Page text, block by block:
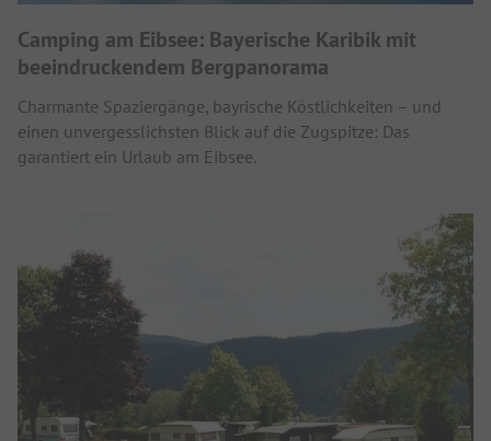
Camping am Eibsee: Bayerische Karibik mit
beeindruckendem Bergpanorama
Charmante Spaziergänge, bayrische Köstlichkeiten – und
einen unvergesslichsten Blick auf die Zugspitze: Das
garantiert ein Urlaub am Eibsee.